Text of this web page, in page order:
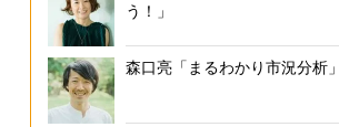
う！」
森口亮「まるわかり市況分析」